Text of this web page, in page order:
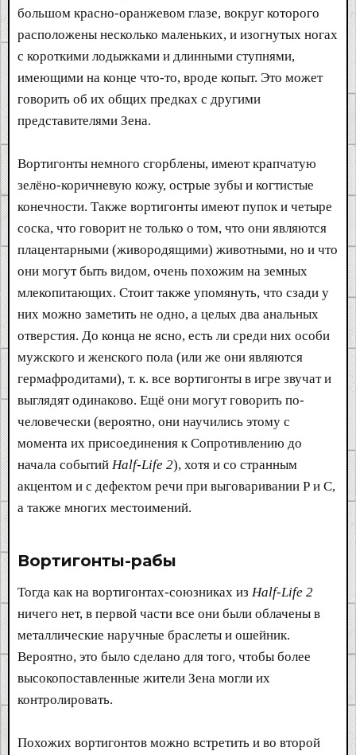
большом красно-оранжевом глазе, вокруг которого
расположены несколько маленьких, и изогнутых ногах
с короткими лодыжками и длинными ступнями,
имеющими на конце что-то, вроде копыт. Это может
говорить об их общих предках с другими
представителями Зена.
Вортигонты немного сгорблены, имеют крапчатую
зелёно-коричневую кожу, острые зубы и когтистые
конечности. Также вортигонты имеют пупок и четыре
соска, что говорит не только о том, что они являются
плацентарными (живородящими) животными, но и что
они могут быть видом, очень похожим на земных
млекопитающих. Стоит также упомянуть, что сзади у
них можно заметить не одно, а целых два анальных
отверстия. До конца не ясно, есть ли среди них особи
мужского и женского пола (или же они являются
гермафродитами), т. к. все вортигонты в игре звучат и
выглядят одинаково. Ещё они могут говорить по-
человечески (вероятно, они научились этому с
момента их присоединения к Сопротивлению до
начала событий Half-Life 2), хотя и со странным
акцентом и с дефектом речи при выговаривании Р и С,
а также многих местоимений.
Вортигонты-рабы​
Тогда как на вортигонтах-союзниках из Half-Life 2
ничего нет, в первой части все они были облачены в
металлические наручные браслеты и ошейник.
Вероятно, это было сделано для того, чтобы более
высокопоставленные жители Зена могли их
контролировать.
Похожих вортигонтов можно встретить и во второй